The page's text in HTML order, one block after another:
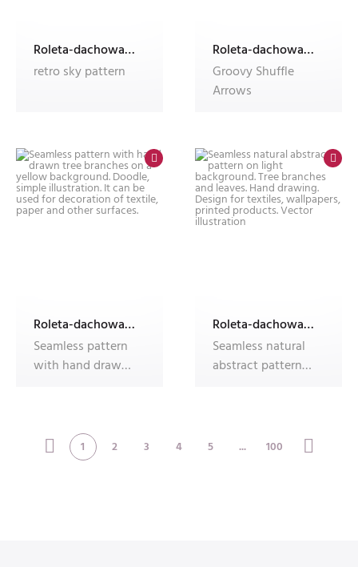
Roleta-dachowa-w-kasecie-Dekolux-z-nadrukiem
retro sky pattern
Roleta-dachowa-w-kasecie-Dekolux-z-nadrukiem
Groovy Shuffle
Arrows
Roleta-dachowa-w-kasecie-Dekolux-z-nadrukiem
Seamless pattern
with hand drawn
Roleta-dachowa-w-kasecie-Dekolux-z-nadrukiem
Seamless natural
abstract pattern
1 2 3 4 5 ... 100